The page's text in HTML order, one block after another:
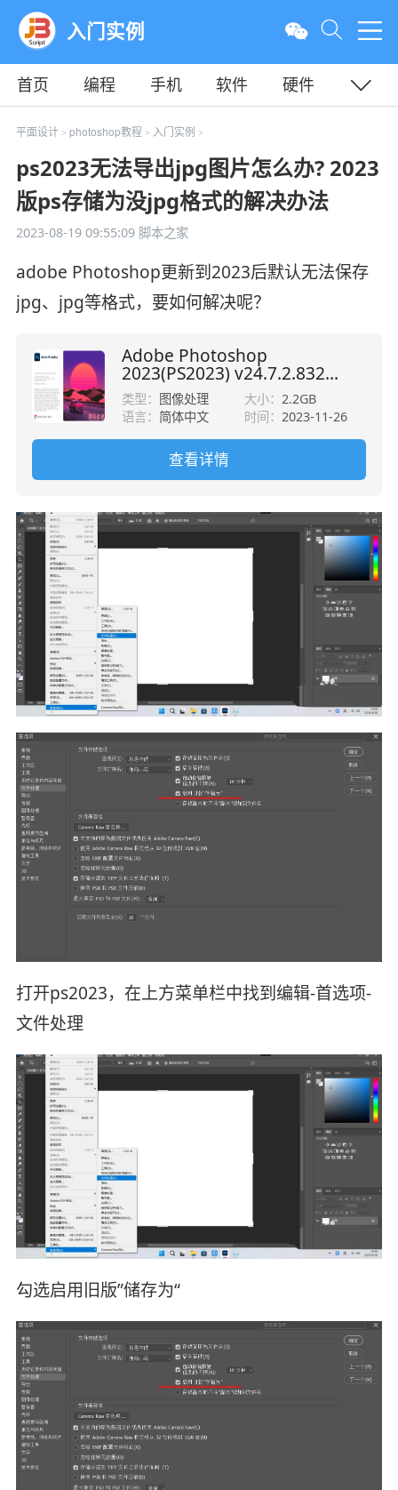
入门实例
首页 编程 手机 软件
硬件
教程
平面 服务器
平面设计> photoshop教程 > 入门实例 >
ps2023无法导出jpg图片怎么办? 2023
版ps存储为没jpg格式的解决办法
2023-08-19 09:55:09脚本之家
adobe Photoshop更新到2023后默认无法保存
jpg、jpg等格式，要如何解决呢？
Adobe Photoshop
2023(PS2023) v24.7.2.832
ACR16 中文免激活精简绿色版
类型： 图像处理 大小： 2.2GB
语言： 简体中文 时间： 2023-11-26
查看详情
打开ps2023，在上方菜单栏中找到编辑-首选项-
文件处理
勾选启用旧版”储存为“